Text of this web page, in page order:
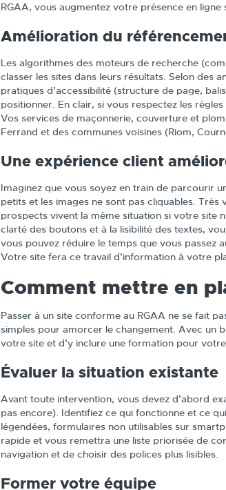
RGAA, vous augmentez votre présence en ligne
Amélioration du
Les algorithmes des moteurs de recherche
classer les sites dans leurs résultats. Selon des
pratiques d’accessibilité (structure de page,
positionner. En clair, si vous respectez les
Vos services de maçonnerie, couverture et
Ferrand et des communes voisines (Riom,
Une expérience client
Imaginez que vous soyez en train de parcourir
petits et les images ne sont pas cliquables.
prospects vivent la même situation si votre site
clarté des boutons et à la lisibilité des textes,
vous pouvez réduire le temps que vous passez
Votre site fera ce travail d’information à votre
Comment mettre en
Passer à un site conforme au RGAA ne se fait
simples pour amorcer le changement. Avec
votre site et d’y inclure une formation pour
Évaluer la situation existante
Avant toute intervention, vous devez d’abord
pas encore). Identifiez ce qui fonctionne et ce
légendées, formulaires non utilisables sur
rapide et vous remettra une liste priorisée de
navigation et de choisir des polices plus lisibles.
Former votre équipe